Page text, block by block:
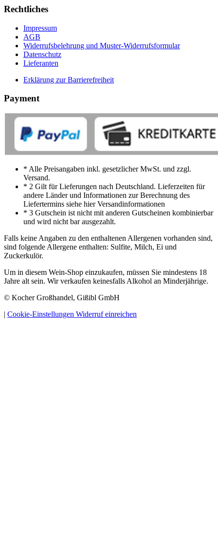
Rechtliches
Impressum
AGB
Widerrufsbelehrung und Muster-Widerrufsformular
Datenschutz
Lieferanten
Erklärung zur Barrierefreiheit
Payment
* Alle Preisangaben inkl. gesetzlicher MwSt. und zzgl.
Versand.
* 2 Gilt für Lieferungen nach Deutschland. Lieferzeiten für
andere Länder und Informationen zur Berechnung des
Liefertermins siehe hier Versandinformationen
* 3 Gutschein ist nicht mit anderen Gutscheinen kombinierbar
und wird nicht bar ausgezahlt.
Falls keine Angaben zu den enthaltenen Allergenen vorhanden sind,
sind folgende Allergene enthalten: Sulfite, Milch, Ei und
Zuckerkulör.
Um in diesem Wein-Shop einzukaufen, müssen Sie mindestens 18
Jahre alt sein. Wir verkaufen keinesfalls Alkohol an Minderjährige.
© Kocher Großhandel, Gißibl GmbH
| Cookie-Einstellungen Widerruf einreichen